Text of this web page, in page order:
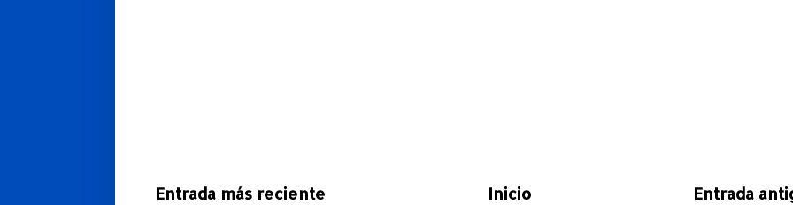
Entrada más reciente Entrada
Inicio